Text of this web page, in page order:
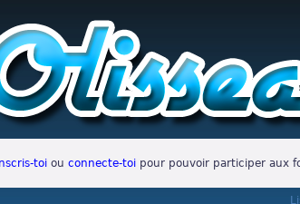
Inscris-toi ou connecte-toi pour pouvoir participer aux